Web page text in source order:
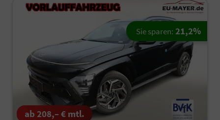
ab 208,– € mtl.
Sie sparen: 21,2%